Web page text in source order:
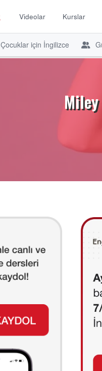
Videolar Kurslar
Çocuklar için İngilizce